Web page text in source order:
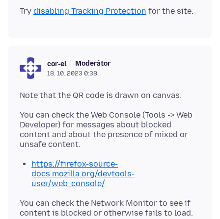
Try disabling Tracking Protection
cor-el Moderátor
18. 10. 2023 0:38
You can check the Web Console (Tools -> Web
Developer) for messages about blocked
content and about the presence of mixed or
https://firefox-source-
docs.mozilla.org/devtools-
user/web_console/
You can check the Network Monitor to see if